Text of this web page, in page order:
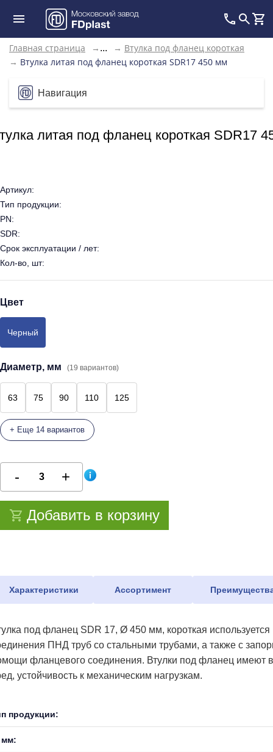
Главная страница → ... → Втулка под фланец короткая
→ Втулка литая под фланец короткая SDR17 450 мм
Навигация
литая под фланец короткая SDR17
Артикул:
Тип продукции:
PN:
SDR:
Срок эксплуатации / лет:
Кол-во, шт:
Цвет
Черный
Диаметр, мм (19 вариантов)
63 75 90 110 125
+ Еще 14 вариантов
Добавить в корзину
Характеристики Ассортимент
под фланец SDR 17, Ø 450 мм, короткая
ПНД труб со стальными трубами, а также с
фланцевого соединения. Втулки под фланец имеют
устойчивость к механическим нагрузкам.
продукции:
мм: